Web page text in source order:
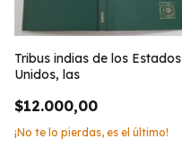
Tribus indias de los Estados
Unidos, las
$12.000,00
¡No te lo pierdas, es el último!